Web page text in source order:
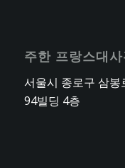
주한 프랑스대
서울시 종로구 삼봉
94빌딩 4층